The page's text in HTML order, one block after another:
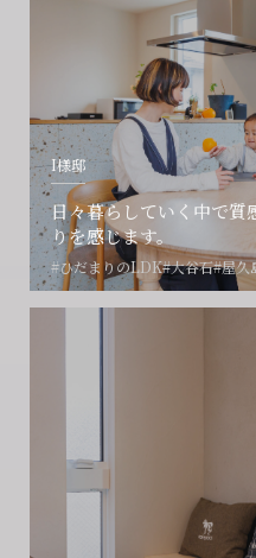
I様邸
日々暮らしていく中で質
りを感じます。
#ひだまりのLDK#大谷石#屋久